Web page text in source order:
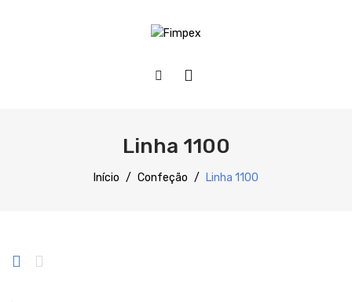
QUEM SOMOS
PRODUTOS
Linha 1100
Início / Confeção / Linha 1100